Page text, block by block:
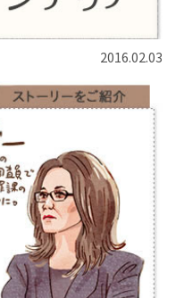
2016.02.03